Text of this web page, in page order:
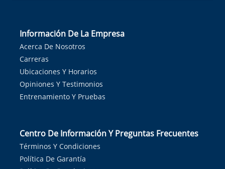
Información De La Empresa
Acerca De Nosotros
Carreras
Ubicaciones Y Horarios
Opiniones Y Testimonios
Entrenamiento Y Pruebas
Centro De Información Y Preguntas Frecuentes
Términos Y Condiciones
Política De Garantía